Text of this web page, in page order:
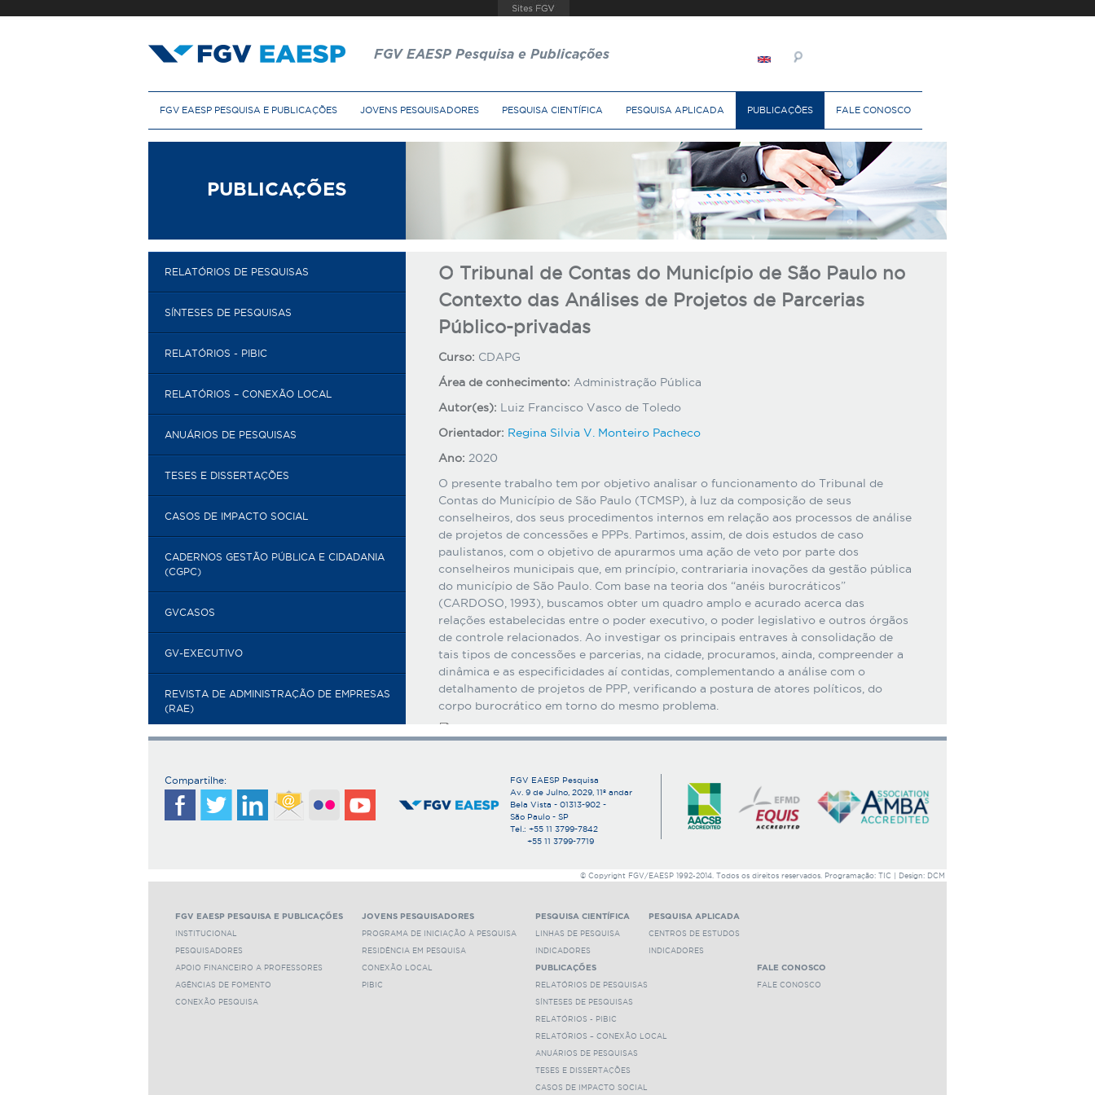
FGV EAESP Pesquisa e Publicações
n
c
i
a
FGV EAESP PESQUISA E PUBLICAÇÕES JOVENS PESQUISADORES PESQUISA CIENTÍFICA PESQUISA APLICADA PUBLICAÇÕES FALE CONOSCO
PUBLICAÇÕES
O Tribunal de Contas do Município de São Paulo no
Contexto das Análises de Projetos de Parcerias
Público-privadas
Curso: CDAPG
Área de conhecimento: Administração Pública
Autor(es): Luiz Francisco Vasco de Toledo
Orientador: Regina Silvia V. Monteiro Pacheco
Ano: 2020
O presente trabalho tem por objetivo analisar o funcionamento do Tribunal de
Contas do Município de São Paulo (TCMSP), à luz da composição de seus
conselheiros, dos seus procedimentos internos em relação aos processos de análise
de projetos de concessões e PPPs. Partimos, assim, de dois estudos de caso
paulistanos, com o objetivo de apurarmos uma ação de veto por parte dos
conselheiros municipais que, em princípio, contrariaria inovações da gestão pública
do município de São Paulo. Com base na teoria dos “anéis burocráticos”
(CARDOSO, 1993), buscamos obter um quadro amplo e acurado acerca das
relações estabelecidas entre o poder executivo, o poder legislativo e outros órgãos
de controle relacionados. Ao investigar os principais entraves à consolidação de
tais tipos de concessões e parcerias, na cidade, procuramos, ainda, compreender a
dinâmica e as especificidades aí contidas, complementando a análise com o
detalhamento de projetos de PPP, verificando a postura de atores políticos, do
corpo burocrático em torno do mesmo problema.
para ver outros trabalhos orientados por este professor
2100 leituras
RELATÓRIOS DE PESQUISAS
SÍNTESES DE PESQUISAS
RELATÓRIOS - PIBIC
RELATÓRIOS – CONEXÃO LOCAL
ANUÁRIOS DE PESQUISAS
TESES E DISSERTAÇÕES
CASOS DE IMPACTO SOCIAL
CADERNOS GESTÃO PÚBLICA E CIDADANIA
(CGPC)
GVCASOS
GV-EXECUTIVO
REVISTA DE ADMINISTRAÇÃO DE EMPRESAS
(RAE)
Compartilhe:
FGV EAESP Pesquisa
Av. 9 de Julho, 2029, 11º andar
Bela Vista - 01313-902 -
São Paulo - SP
Tel.: +55 11 3799-7842
+55 11 3799-7719
© Copyright FGV/EAESP 1992-2014. Todos os direitos reservados. Programação: TIC | Design: DCM
FGV EAESP PESQUISA E PUBLICAÇÕES
INSTITUCIONAL
PESQUISADORES
APOIO FINANCEIRO A PROFESSORES
AGÊNCIAS DE FOMENTO
CONEXÃO PESQUISA
JOVENS PESQUISADORES
PROGRAMA DE INICIAÇÃO À PESQUISA
RESIDÊNCIA EM PESQUISA
CONEXÃO LOCAL
PIBIC
PESQUISA CIENTÍFICA
LINHAS DE PESQUISA
INDICADORES
PESQUISA APLICADA
CENTROS DE ESTUDOS
INDICADORES
PUBLICAÇÕES
RELATÓRIOS DE PESQUISAS
SÍNTESES DE PESQUISAS
RELATÓRIOS - PIBIC
RELATÓRIOS – CONEXÃO LOCAL
ANUÁRIOS DE PESQUISAS
TESES E DISSERTAÇÕES
CASOS DE IMPACTO SOCIAL
FALE CONOSCO
FALE CONOSCO